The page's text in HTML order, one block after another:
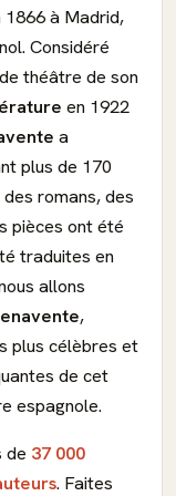
1866 à Madrid,
Considéré
théâtre de son
en 1922
a
plus de 170
romans, des
pièces ont été
traduites en
allons
,
plus célèbres et
de cet
espagnole.
de 37 000
. Faites